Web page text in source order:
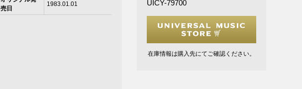
売日
1983.01.01 UICY-79700
在庫情報は購入先にてご確認ください。